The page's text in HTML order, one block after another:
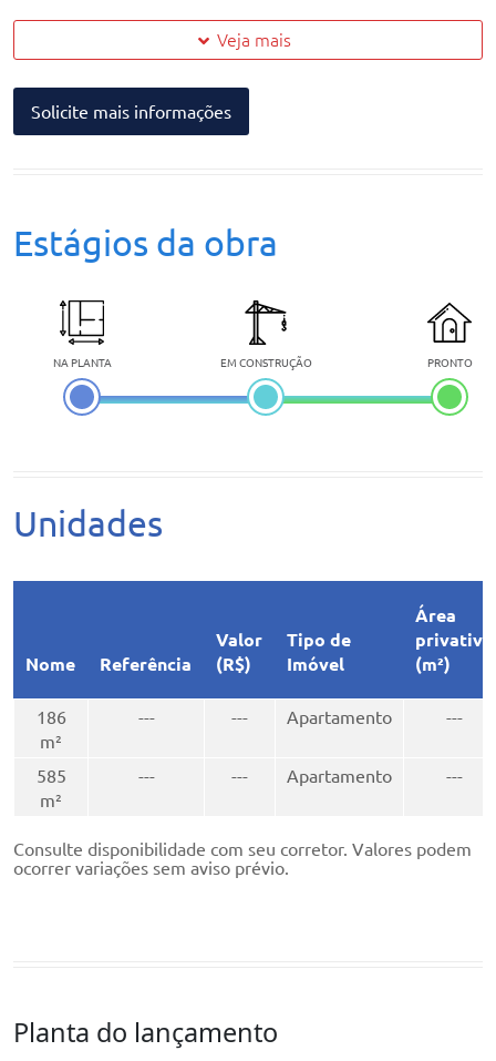
Veja mais
Solicite mais informações
Estágios da obra
NA PLANTA EM CONSTRUÇÃO PRONTO
Unidades
Nome Referência
Valor
(R$)
Tipo de
Imóvel
Área
privativa
(m²)
186
m²
--- --- Apartamento ---
585
m²
--- --- Apartamento ---
Consulte disponibilidade com seu corretor. Valores podem
ocorrer variações sem aviso prévio.
Planta do lançamento